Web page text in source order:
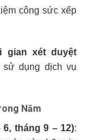
công sức xếp
gian xét duyệt
dụng dịch vụ
Năm
tháng 9 – 12):